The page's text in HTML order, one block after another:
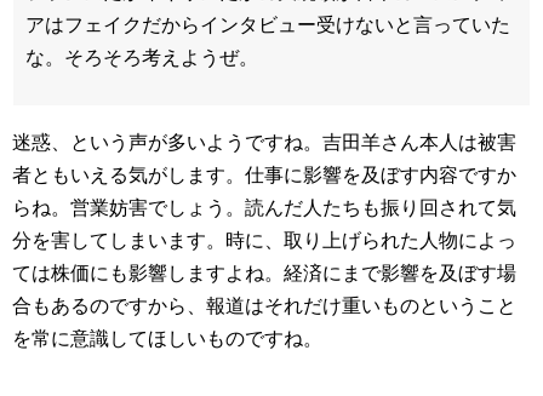
アはフェイクだからインタビュー受けないと言っていた
な。そろそろ考えようぜ。
迷惑、という声が多いようですね。吉田羊さん本人は被害
者ともいえる気がします。仕事に影響を及ぼす内容ですか
らね。営業妨害でしょう。読んだ人たちも振り回されて気
分を害してしまいます。時に、取り上げられた人物によっ
ては株価にも影響しますよね。経済にまで影響を及ぼす場
合もあるのですから、報道はそれだけ重いものということ
を常に意識してほしいものですね。